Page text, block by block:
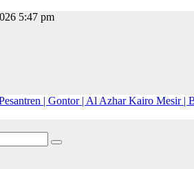
5:47 pm